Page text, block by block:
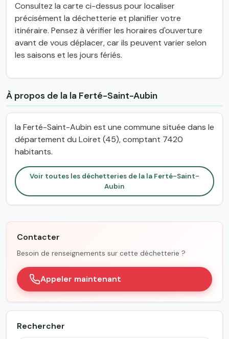
Consultez la carte ci-dessus pour localiser
précisément la déchetterie et planifier votre
itinéraire. Pensez à vérifier les horaires d'ouverture
avant de vous déplacer, car ils peuvent varier selon
les saisons et les jours fériés.
À propos de la la Ferté-Saint-Aubin
la Ferté-Saint-Aubin est une commune située dans le
département du Loiret (45), comptant 7420
habitants.
Voir toutes les déchetteries de la la Ferté-Saint-
Aubin
Contacter
Besoin de renseignements sur cette déchetterie ?
Appeler maintenant
Rechercher